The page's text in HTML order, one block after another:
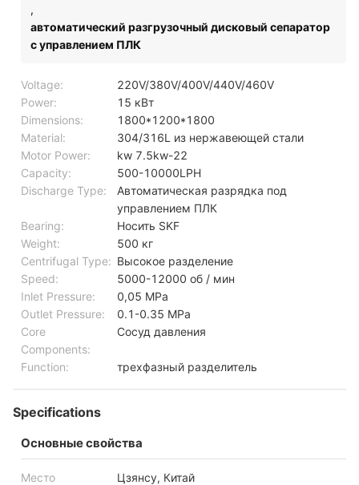
,
автоматический разгрузочный дисковый сепаратор
с управлением ПЛК
Voltage:
220V/380V/400V/440V/460V
Power:
15 кВт
Dimensions:
1800*1200*1800
Material:
304/316L из нержавеющей стали
Motor Power:
kw 7.5kw-22
Capacity:
500-10000LPH
Discharge Type:
Автоматическая разрядка под
управлением ПЛК
Bearing:
Носить SKF
Weight:
500 кг
Centrifugal Type: Высокое разделение
Speed:
5000-12000 об / мин
Inlet Pressure:
0,05 MPa
Outlet Pressure:
0.1-0.35 MPa
Core
Components:
Сосуд давления
Function: трехфазный разделитель
Specifications
Основные свойства
Место
Цзянсу, Китай